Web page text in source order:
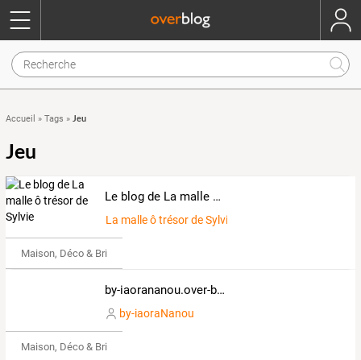
Accueil » Tags » Jeu
Jeu
Le blog de La malle ô trésor de Sylvie
La malle ô trésor de Sylvie
Maison, Déco & Bricolage
by-iaorananou.over-blog.com
by-iaoraNanou
Maison, Déco & Bricolage